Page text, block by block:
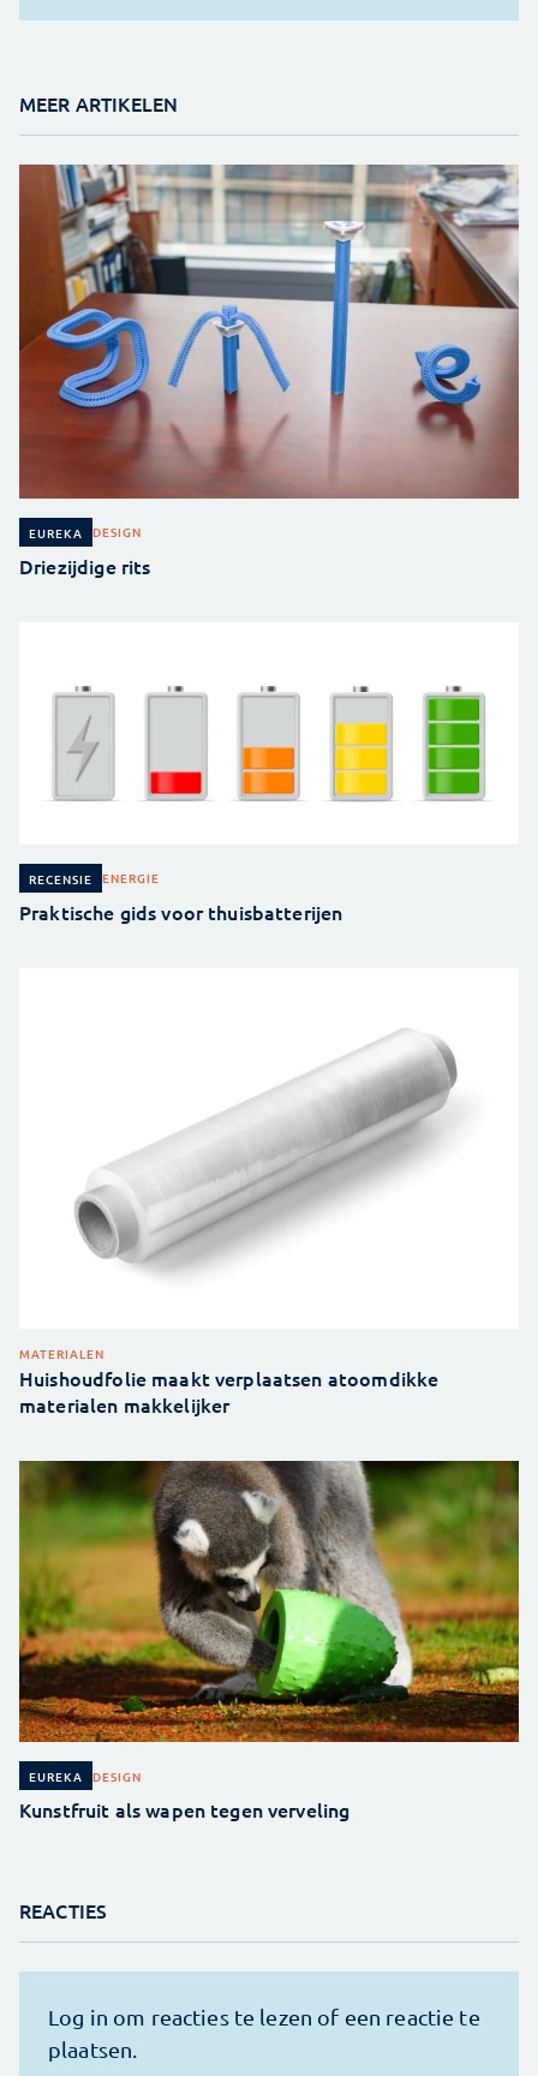
MEER ARTIKELEN
EUREKA DESIGN
Driezijdige rits
RECENSIE ENERGIE
Praktische gids voor thuisbatterijen
MATERIALEN
Huishoudfolie maakt verplaatsen atoomdikke
materialen makkelijker
EUREKA DESIGN
Kunstfruit als wapen tegen verveling
REACTIES